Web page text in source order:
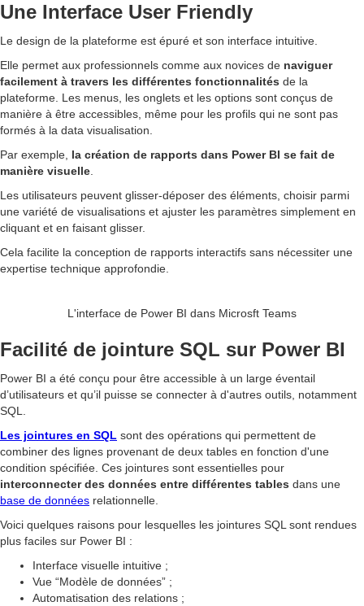
Une Interface User Friendly
Le design de la plateforme est épuré et son interface intuitive.
Elle permet aux professionnels comme aux novices de naviguer
facilement à travers les différentes fonctionnalités de la
plateforme. Les menus, les onglets et les options sont conçus de
manière à être accessibles, même pour les profils qui ne sont pas
formés à la data visualisation.
Par exemple, la création de rapports dans Power BI se fait de
manière visuelle
Les utilisateurs peuvent glisser-déposer des éléments, choisir parmi
une variété de visualisations et ajuster les paramètres simplement en
cliquant et en faisant glisser.
Cela facilite la conception de rapports interactifs sans nécessiter une
expertise technique approfondie.
L'interface de Power BI dans Microsft Teams
Facilité de jointure SQL sur Power BI
Power BI a été conçu pour être accessible à un large éventail
d’utilisateurs et qu’il puisse se connecter à d'autres outils, notamment
SQL.
Les jointures en SQL sont des opérations qui permettent de
combiner des lignes provenant de deux tables en fonction d'une
condition spécifiée. Ces jointures sont essentielles pour
interconnecter des données entre différentes tables dans une
base de données relationnelle.
Voici quelques raisons pour lesquelles les jointures SQL sont rendues
plus faciles sur Power BI :
Interface visuelle intuitive ;
Vue “Modèle de données” ;
Automatisation des relations ;